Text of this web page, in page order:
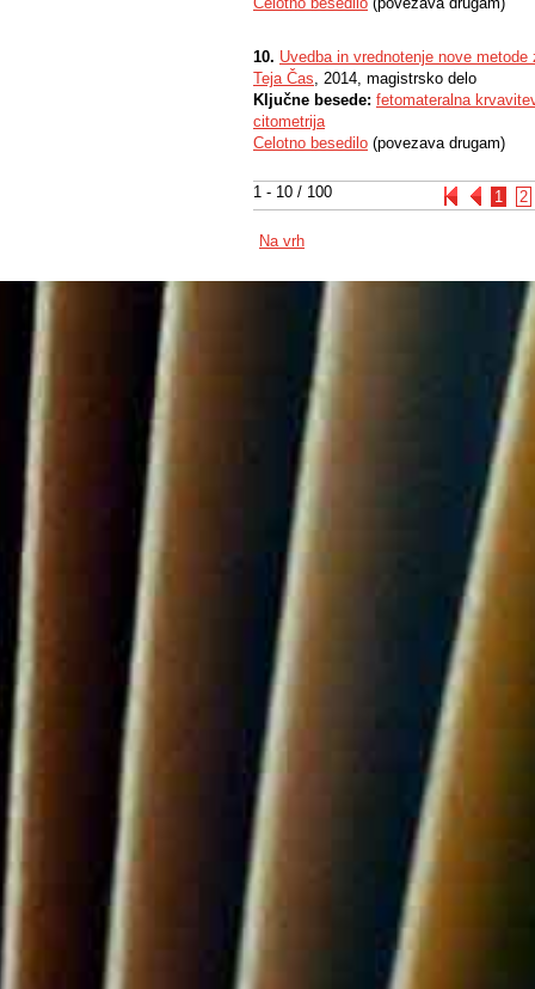
1 - 10 / 100 1 2
10. Uvedba in vrednotenje nove
Teja Čas, 2014, magistrsko delo
Ključne besede: fetomateralna
citometrija
Celotno besedilo (povezava drugam)
Na vrh